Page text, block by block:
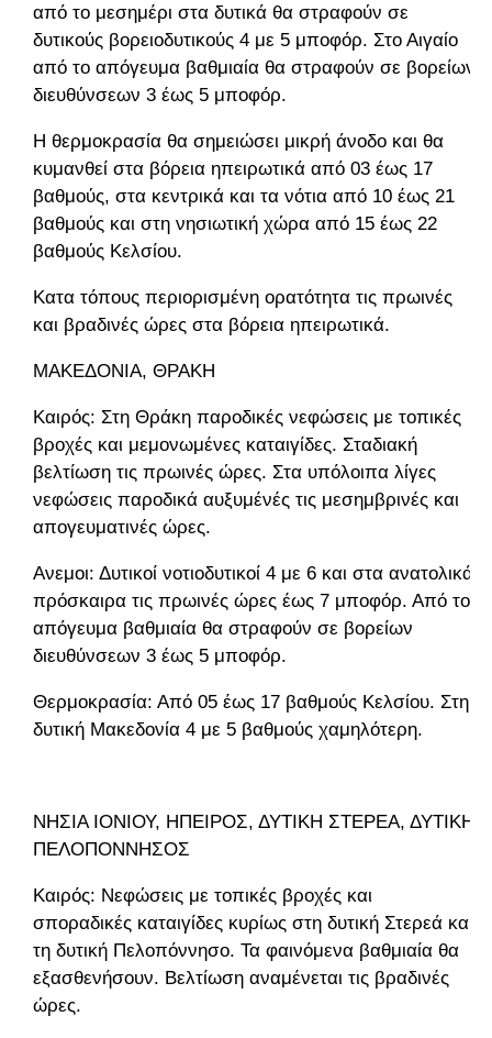
από το μεσημέρι στα δυτικά θα στραφούν σε
δυτικούς βορειοδυτικούς 4 με 5 μποφόρ. Στο Αιγαίο
από το απόγευμα βαθμιαία θα στραφούν σε βορείων
διευθύνσεων 3 έως 5 μποφόρ.
Η θερμοκρασία θα σημειώσει μικρή άνοδο και θα
κυμανθεί στα βόρεια ηπειρωτικά από 03 έως 17
βαθμούς, στα κεντρικά και τα νότια από 10 έως 21
βαθμούς και στη νησιωτική χώρα από 15 έως 22
βαθμούς Κελσίου.
Κατα τόπους περιορισμένη ορατότητα τις πρωινές
και βραδινές ώρες στα βόρεια ηπειρωτικά.
ΜΑΚΕΔΟΝΙΑ, ΘΡΑΚΗ
Καιρός: Στη Θράκη παροδικές νεφώσεις με τοπικές
βροχές και μεμονωμένες καταιγίδες. Σταδιακή
βελτίωση τις πρωινές ώρες. Στα υπόλοιπα λίγες
νεφώσεις παροδικά αυξυμένές τις μεσημβρινές και
απογευματινές ώρες.
Ανεμοι: Δυτικοί νοτιοδυτικοί 4 με 6 και στα ανατολικά
πρόσκαιρα τις πρωινές ώρες έως 7 μποφόρ. Από το
απόγευμα βαθμιαία θα στραφούν σε βορείων
διευθύνσεων 3 έως 5 μποφόρ.
Θερμοκρασία: Από 05 έως 17 βαθμούς Κελσίου. Στη
δυτική Μακεδονία 4 με 5 βαθμούς χαμηλότερη.
ΝΗΣΙΑ ΙΟΝΙΟΥ, ΗΠΕΙΡΟΣ, ΔΥΤΙΚΗ ΣΤΕΡΕΑ, ΔΥΤΙΚΗ
ΠΕΛΟΠΟΝΝΗΣΟΣ
Καιρός: Νεφώσεις με τοπικές βροχές και
σποραδικές καταιγίδες κυρίως στη δυτική Στερεά και
τη δυτική Πελοπόννησο. Τα φαινόμενα βαθμιαία θα
εξασθενήσουν. Βελτίωση αναμένεται τις βραδινές
ώρες.